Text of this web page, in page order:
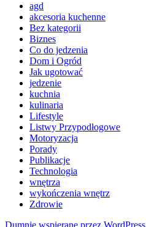
agd
akcesoria kuchenne
Bez kategorii
Biznes
Co do jedzenia
Dom i Ogród
Jak ugotować
jedzenie
kuchnia
kulinaria
Lifestyle
Listwy Przypodłogowe
Motoryzacja
Porady
Publikacje
Technologia
wnętrza
wykończenia wnętrz
Zdrowie